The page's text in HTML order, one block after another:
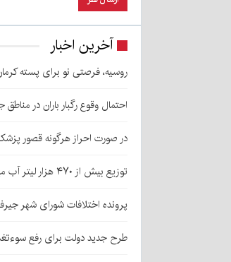
آخرین اخبار
روسیه، فرصتی نو برای پسته
احتمال وقوع رگبار باران در
در صورت احراز هرگونه قصور
توزیع بیش از ۴۷۰ هزار لیتر آب میان عزاداران جامانده اربعین در کرمان
پرونده اختلافات شورای شهر
طرح جدید دولت برای رفع